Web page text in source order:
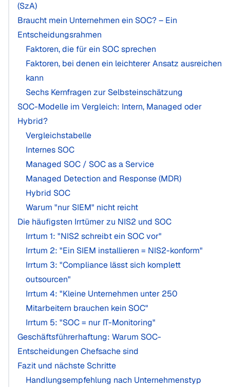
(SzA)
Braucht mein Unternehmen ein SOC? – Ein
Entscheidungsrahmen
Faktoren, die für ein SOC sprechen
Faktoren, bei denen ein leichterer Ansatz ausreichen
kann
Sechs Kernfragen zur Selbsteinschätzung
SOC-Modelle im Vergleich: Intern, Managed oder
Hybrid?
Vergleichstabelle
Internes SOC
Managed SOC / SOC as a Service
Managed Detection and Response (MDR)
Hybrid SOC
Warum "nur SIEM" nicht reicht
Die häufigsten Irrtümer zu NIS2 und SOC
Irrtum 1: "NIS2 schreibt ein SOC vor"
Irrtum 2: "Ein SIEM installieren = NIS2-konform"
Irrtum 3: "Compliance lässt sich komplett
outsourcen"
Irrtum 4: "Kleine Unternehmen unter 250
Mitarbeitern brauchen kein SOC"
Irrtum 5: "SOC = nur IT-Monitoring"
Geschäftsführerhaftung: Warum SOC-
Entscheidungen Chefsache sind
Fazit und nächste Schritte
Handlungsempfehlung nach Unternehmenstyp